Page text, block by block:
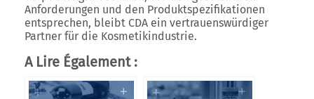
Anforderungen und den Produktspezifikationen
entsprechen, bleibt CDA ein vertrauenswürdiger
Partner für die Kosmetikindustrie.
A Lire Également :